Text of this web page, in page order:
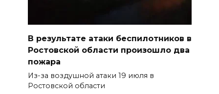
В результате атаки беспилотников в
Ростовской области произошло два
пожара
Из-за воздушной атаки 19 июля в
Ростовской области